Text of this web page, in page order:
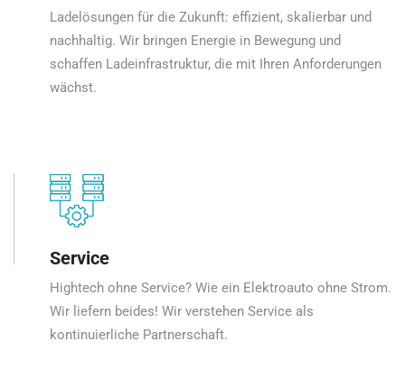
Ladelösungen für die Zukunft: effizient, skalierbar und
nachhaltig. Wir bringen Energie in Bewegung und
schaffen Ladeinfrastruktur, die mit Ihren Anforderungen
wächst.
Service
Hightech ohne Service? Wie ein Elektroauto ohne Strom.
Wir liefern beides! Wir verstehen Service als
kontinuierliche Partnerschaft.